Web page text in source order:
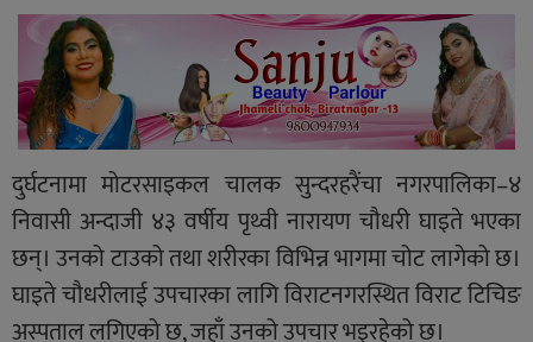
दुर्घटनामा मोटरसाइकल चालक सुन्दरहरैंचा नगरपालिका–४
निवासी अन्दाजी ४३ वर्षीय पृथ्वी नारायण चौधरी घाइते भएका
छन्। उनको टाउको तथा शरीरका विभिन्न भागमा चोट लागेको छ।
घाइते चौधरीलाई उपचारका लागि विराटनगरस्थित विराट टिचिङ
अस्पताल लगिएको छ, जहाँ उनको उपचार भइरहेको छ।